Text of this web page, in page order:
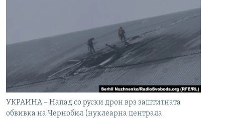
УКРАИНА – Напад со руски дрон врз заштитната
обвивка на Чернобил (нуклеарна централа